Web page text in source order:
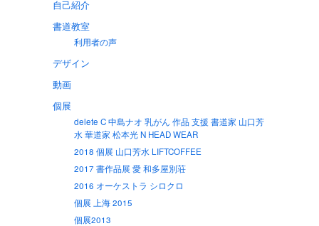
自己紹介
書道教室
利用者の声
デザイン
動画
個展
delete C 中島ナオ 乳がん 作品 支援 書道家 山口芳
水 華道家 松本光 N HEAD WEAR
2018 個展 山口芳水 LIFTCOFFEE
2017 書作品展 愛 和多屋別荘
2016 オーケストラ シロクロ
個展 上海 2015
個展2013